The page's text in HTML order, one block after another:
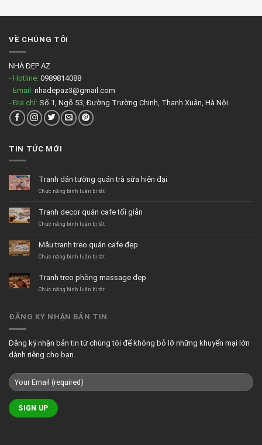
VỀ CHÚNG TÔI
NHÀ ĐẸP AZ
- Hotline: 0989814088
- Email: nhadepaz3@gmail.com
- Địa chỉ: Số 1, Ngõ 53, Đường Trường Chinh, Thanh Xuân, Hà Nội.
TIN TỨC MỚI
Tranh dán tường quán trà sữa hiện đại
Chức năng bình luận bị tắtở
tường
quán
hiện
đại
Tranh decor quán cafe tối giản
Chức năng bình luận bị tắtở
quán
cafe
Mẫu tranh treo quán cafe đẹp
Chức năng bình luận bị tắtở
treo
quán
Tranh treo phòng massage đẹp
Chức năng bình luận bị tắtở
phòng
ĐĂNG KÝ NHẬN BẢN TIN
Đăng ký nhận bản tin từ chúng tôi để không bỏ lỡ những khuyến mại lớn
dành riêng cho bạn.